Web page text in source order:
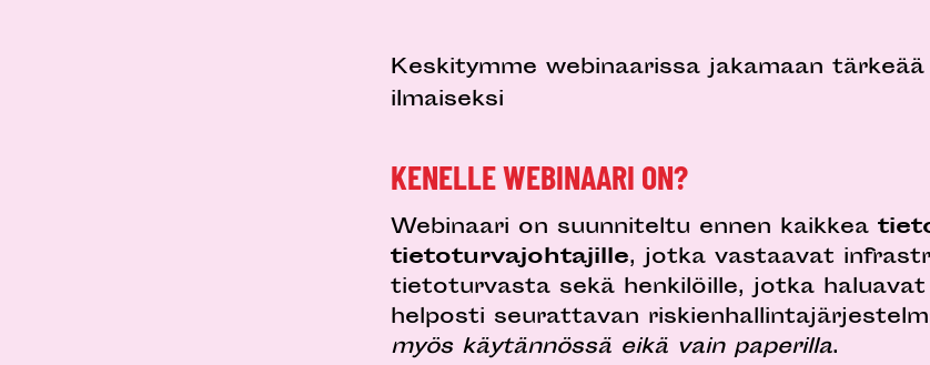
Keskitymme webinaarissa jakamaan
ilmaiseksi
KENELLE WEBINAARI ON?
Webinaari on suunniteltu ennen kaikkea
tietoturvajohtajille, jotka vastaavat
tietoturvasta sekä henkilöille, jotka
helposti seurattavan
myös käytännössä eikä vain paperilla.